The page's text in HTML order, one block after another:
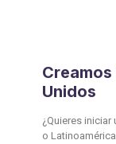
Unidos
¿Quieres
o